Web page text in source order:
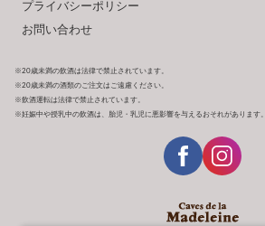
プライバシーポリシー
お問い合わせ
※20歳未満の飲酒は法律で禁止されています。
※20歳未満の酒類のご注文はご遠慮ください。
※飲酒運転は法律で禁止されています。
※妊娠中や授乳中の飲酒は、胎児・乳児に悪影響を与えるおそれがあります。